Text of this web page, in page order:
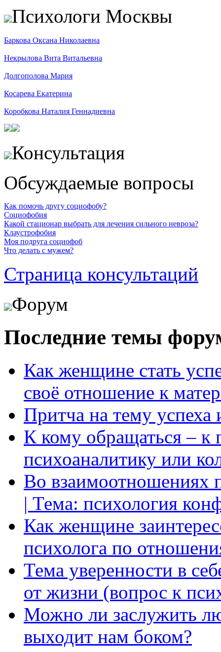
Психологи Москвы
Баркова Оксана Николаевна
Некрылова Вита Витальевна
Долгополова Мария
Косарева Екатерина
Коробкова Наталия Геннадиевна
Консультация
Обсуждаемые вопросы
Как помочь другу социофобу?
Социофобия
Какой стационар выбрать для лечения сильного невроза?
Клаустрофобия
Моя подруга социофоб
Что делать с мужем?
Страница консультаций
Форум
Последние темы
Как женщине стать
своё отношение к
Притча на тему успеха
К кому обращаться – к
психоаналитику или
Во взаимоотношениях
| Тема: психология
Как женщине
психолога по
Тема уверенности в
от жизни (вопрос к
Можно ли заслужить
выходит нам боком?